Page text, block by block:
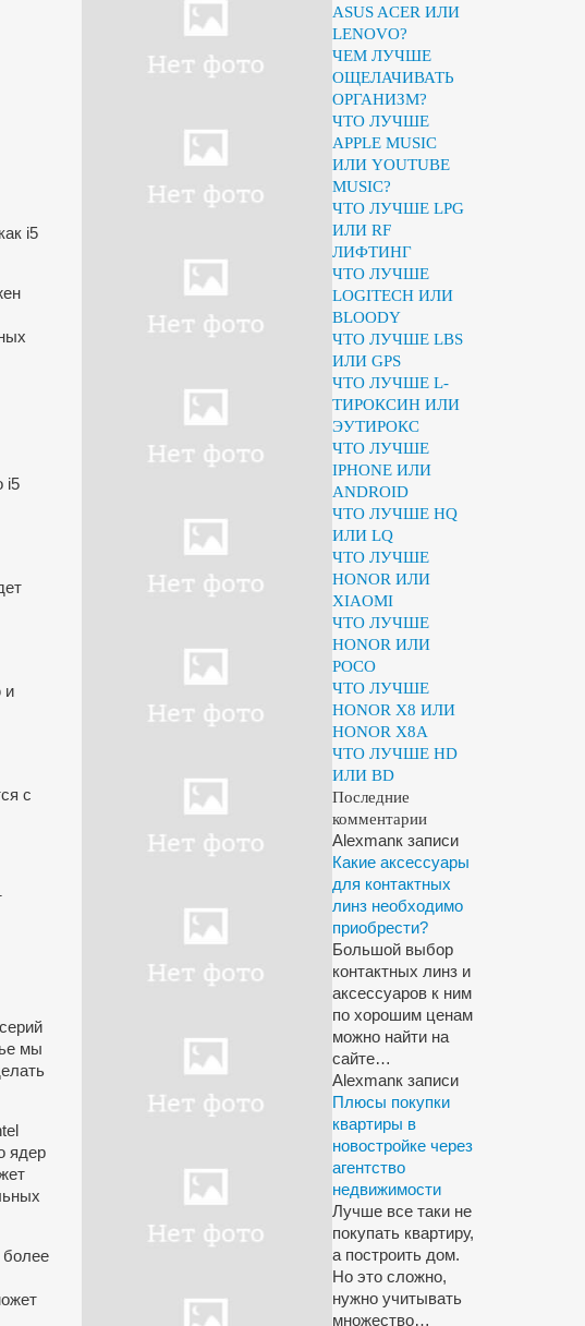
i5
i5
и
с
мы
ядер
ASUS ACER ИЛИ
LENOVO?
ЧЕМ ЛУЧШЕ
ОЩЕЛАЧИВАТЬ
ОРГАНИЗМ?
ЧТО ЛУЧШЕ
APPLE MUSIC
ИЛИ YOUTUBE
MUSIC?
ЧТО ЛУЧШЕ LPG
ИЛИ RF
ЛИФТИНГ
ЧТО ЛУЧШЕ
LOGITECH ИЛИ
BLOODY
ЧТО ЛУЧШЕ LBS
ИЛИ GPS
ЧТО ЛУЧШЕ L-
ТИРОКСИН ИЛИ
ЭУТИРОКС
ЧТО ЛУЧШЕ
IPHONE ИЛИ
ANDROID
ЧТО ЛУЧШЕ HQ
ИЛИ LQ
ЧТО ЛУЧШЕ
HONOR ИЛИ
XIAOMI
ЧТО ЛУЧШЕ
HONOR ИЛИ
POCO
ЧТО ЛУЧШЕ
HONOR X8 ИЛИ
HONOR X8A
ЧТО ЛУЧШЕ HD
ИЛИ BD
Последние
комментарии
Alexmanк записи
Какие аксессуары
для контактных
линз необходимо
приобрести?
Большой выбор
контактных линз и
аксессуаров к ним
по хорошим ценам
можно найти на
сайте…
Alexmanк записи
Плюсы покупки
квартиры в
новостройке через
агентство
недвижимости
Лучше все таки не
покупать квартиру,
а построить дом.
Но это сложно,
нужно учитывать
множество…